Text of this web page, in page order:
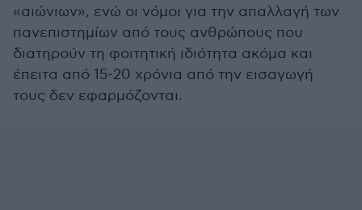
«αιώνιων», ενώ οι νόμοι για την απαλλαγή των
πανεπιστημίων από τους ανθρώπους που
διατηρούν τη φοιτητική ιδιότητα ακόμα και
έπειτα από 15-20 χρόνια από την εισαγωγή
τους δεν εφαρμόζονται.